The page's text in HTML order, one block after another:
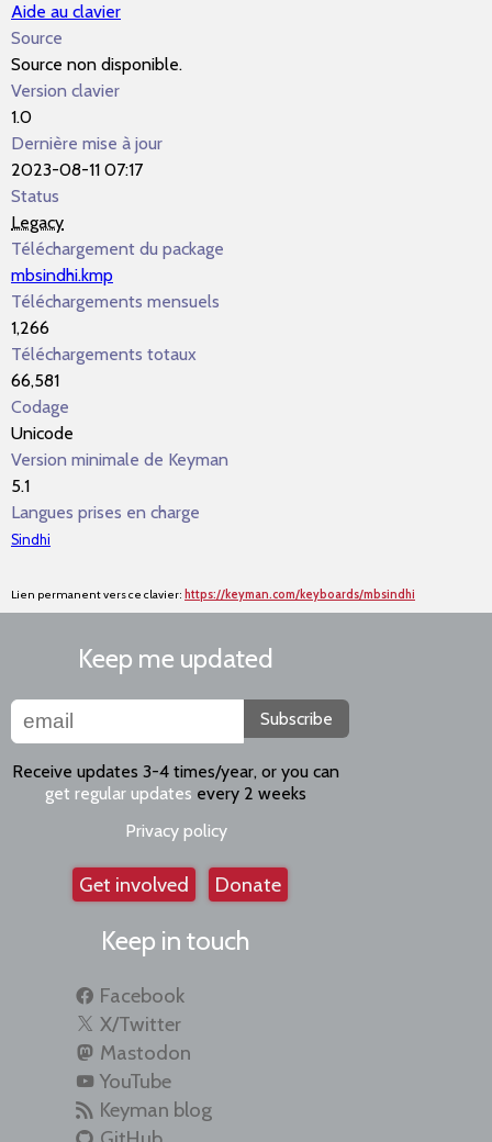
Aide au clavier
Source
Source non disponible.
Version clavier
1.0
Dernière mise à jour
2023-08-11 07:17
Status
Legacy
Téléchargement du package
mbsindhi.kmp
Téléchargements mensuels
1,266
Téléchargements totaux
66,581
Codage
Unicode
Version minimale de Keyman
5.1
Langues prises en charge
Sindhi
Lien permanent vers ce clavier: https://keyman.com/keyboards/mbsindhi
Keep me updated
Subscribe
Receive updates 3-4 times/year, or you can
get regular updates every 2 weeks
Privacy policy
Get involved Donate
Keep in touch
Facebook
X/Twitter
Mastodon
YouTube
Keyman blog